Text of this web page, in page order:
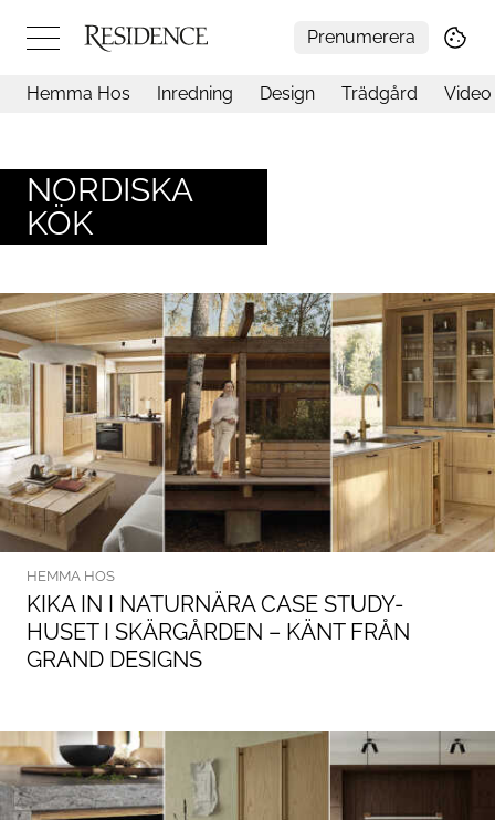
Prenumerera
Konst
Design
Trädgård
Video
Livsstil
Resor
Mat & Dryck
Influencers
Mer
Hemma Hos Inredning Design Trädgård Video
NORDISKA
KÖK
HEMMA HOS
KIKA IN I NATURNÄRA CASE STUDY-
HUSET I SKÄRGÅRDEN – KÄNT FRÅN
GRAND DESIGNS